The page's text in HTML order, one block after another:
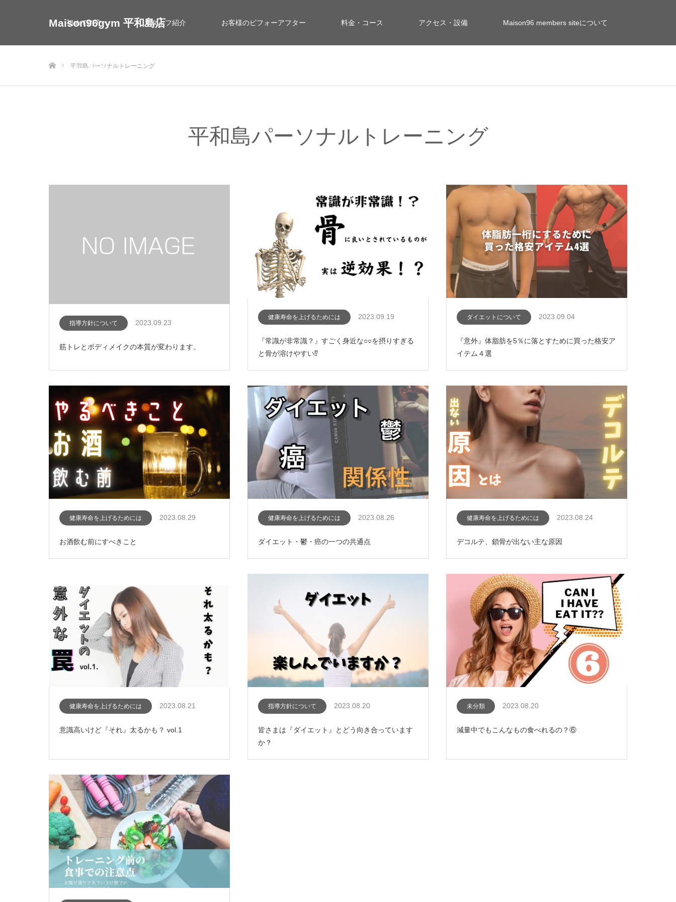
Maison96gym 平和島店
初めての方へ スタッフ紹介 お客様のビフォーアフター 料金・コース アクセス・設備 Maison96 members siteについて
お問い合わせ
平和島パーソナルトレーニング
平和島パーソナルトレーニング
指導方針について 2023.09.23
筋トレとボディメイクの本質が変わります。
健康寿命を上げるためには 2023.09.19
『常識が非常識？』すごく身近な○○を摂りすぎる
と骨が溶けやすい⁉
ダイエットについて 2023.09.04
『意外』体脂肪を5％に落とすために買った格安ア
イテム４選
健康寿命を上げるためには 2023.08.29
お酒飲む前にすべきこと
健康寿命を上げるためには 2023.08.26
ダイエット・鬱・癌の一つの共通点
健康寿命を上げるためには 2023.08.24
デコルテ、鎖骨が出ない主な原因
健康寿命を上げるためには 2023.08.21
意識高いけど『それ』太るかも？ vol.1
指導方針について 2023.08.20
皆さまは『ダイエット』とどう向き合っています
か？
未分類 2023.08.20
減量中でもこんなもの食べれるの？⑥